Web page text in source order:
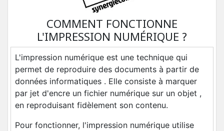
COMMENT FONCTIONNE
L'IMPRESSION NUMÉRIQUE ?
L'impression numérique est une technique qui
permet de reproduire des documents à partir de
données informatiques . Elle consiste à marquer
par jet d'encre un fichier numérique sur un objet ,
en reproduisant fidèlement son contenu.
Pour fonctionner, l'impression numérique utilise